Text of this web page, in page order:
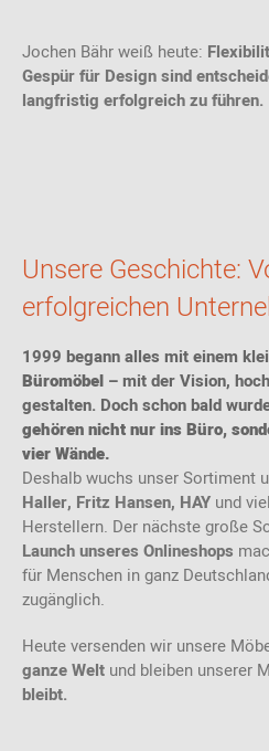
Jochen Bähr weiß heute:
Gespür für Design sind
langfristig erfolgreich zu führen.
Unsere Geschichte:
erfolgreichen
1999 begann alles mit einem
Büromöbel – mit der Vision,
gestalten. Doch schon bald
gehören nicht nur ins Büro,
vier Wände.
Deshalb wuchs unser Sortiment
Haller, Fritz Hansen, HAY und
Herstellern. Der nächste große
Launch unseres Onlineshops
für Menschen in ganz
zugänglich.
Heute versenden wir unsere
ganze Welt und bleiben unserer
bleibt.